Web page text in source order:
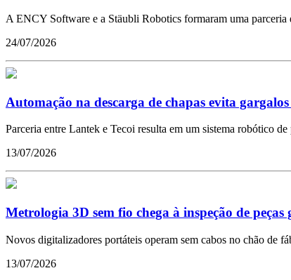
A ENCY Software e a Stäubli Robotics formaram uma
24/07/2026
Automação na descarga de chapas evita
Parceria entre Lantek e Tecoi resulta em um sistema robótico
13/07/2026
Metrologia 3D sem fio chega à inspeção de peças
Novos digitalizadores portáteis operam sem cabos no chão de
13/07/2026